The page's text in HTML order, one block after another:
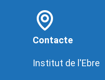
Contacte
Institut de l'Ebre